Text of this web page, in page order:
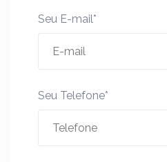
Seu E-mail*
Seu Telefone*